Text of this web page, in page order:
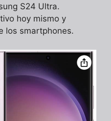
S24 Ultra.
hoy mismo y
los smartphones.